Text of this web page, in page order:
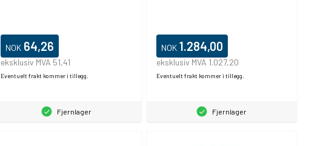
NOK 64,26
eksklusiv MVA 51,41
Eventuelt frakt kommer i tillegg.
Fjernlager
NOK 1.284,00
eksklusiv MVA 1.027,20
Eventuelt frakt kommer i tillegg.
Fjernlager